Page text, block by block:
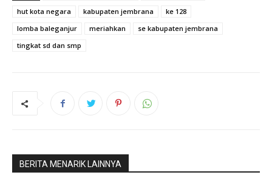
hut kota negara
kabupaten jembrana
ke 128
lomba baleganjur
meriahkan
se kabupaten jembrana
tingkat sd dan smp
BERITA MENARIK LAINNYA